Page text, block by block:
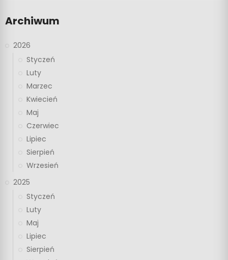
Archiwum
2026
Styczeń
Luty
Marzec
Kwiecień
Maj
Czerwiec
Lipiec
Sierpień
Wrzesień
2025
Styczeń
Luty
Maj
Lipiec
Sierpień